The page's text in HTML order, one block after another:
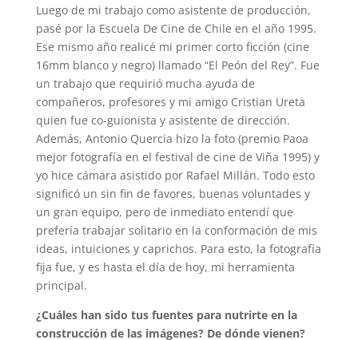
Luego de mi trabajo como asistente de producción,
pasé por la Escuela De Cine de Chile en el año 1995.
Ese mismo año realicé mi primer corto ficción (cine
16mm blanco y negro) llamado “El Peón del Rey”. Fue
un trabajo que requirió mucha ayuda de
compañeros, profesores y mi amigo Cristian Ureta
quien fue co-guionista y asistente de dirección.
Además, Antonio Quercia hizo la foto (premio Paoa
mejor fotografía en el festival de cine de Viña 1995) y
yo hice cámara asistido por Rafael Millán. Todo esto
significó un sin fin de favores, buenas voluntades y
un gran equipo, pero de inmediato entendí que
prefería trabajar solitario en la conformación de mis
ideas, intuiciones y caprichos. Para esto, la fotografía
fija fue, y es hasta el día de hoy, mi herramienta
principal.
¿Cuáles han sido tus fuentes para nutrirte en la
construcción de las imágenes? De dónde vienen?